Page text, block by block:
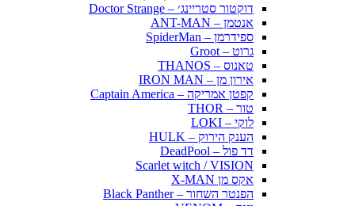
דוקטור סטריינג׳ – Doctor Strange
אנטמן – ANT-MAN
ספידרמן – SpiderMan
גרוט – Groot
טאנוס – THANOS
אירון מן – IRON MAN
קפטן אמריקה – Captain America
טור – THOR
לוקי – LOKI
הענק הירוק – HULK
דד פול – DeadPool
Scarlet witch / VISION
אקס מן X-MAN
הפנטר השחור – Black Panther